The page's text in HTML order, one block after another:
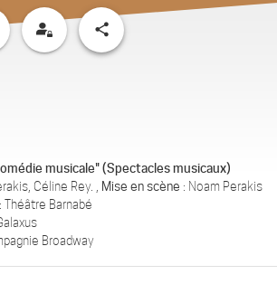
share
musicale" (Spectacles musicaux)
Céline Rey. , Mise en scène : Noam Perakis
: Théâtre Barnabé
Broadway